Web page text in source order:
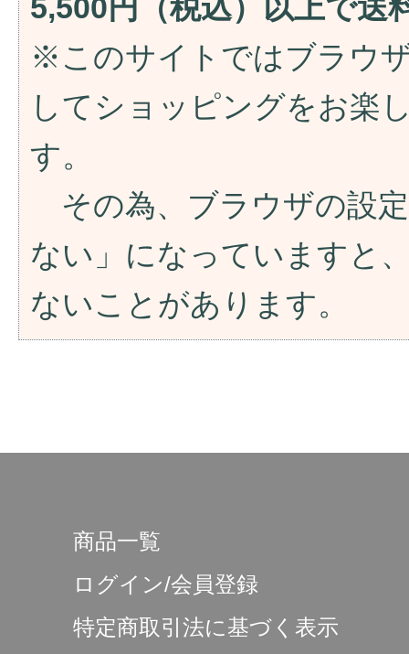
5,500円（税込）以上で送
※このサイトではブラウ
してショッピングをお楽
す。
その為、ブラウザの設
ない」になっていますと
ないことがあります。
商品一覧
ログイン/会員登録
特定商取引法に基づく表示